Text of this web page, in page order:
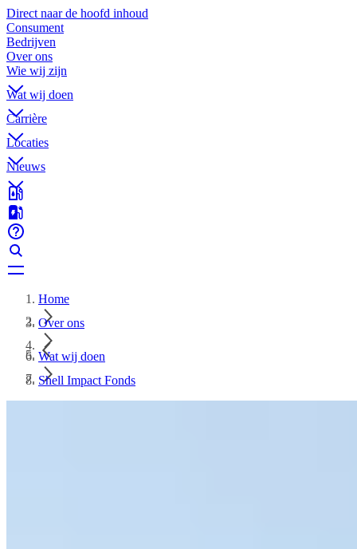
Direct naar de hoofd inhoud
Consument
Bedrijven
Over ons
Wie wij zijn
Wat wij doen
Carrière
Locaties
Nieuws
Home
Over ons
Wat wij doen
Shell Impact Fonds